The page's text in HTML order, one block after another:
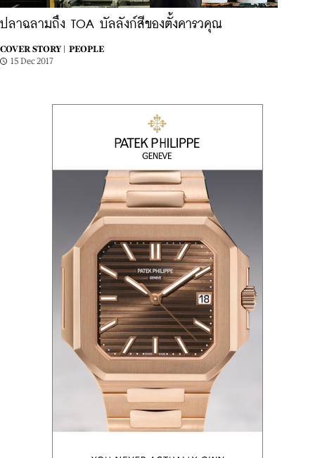
ปลาฉลามถึง TOA บัลลังก์สีของตั้งคารวคุณ
COVER STORY |
PEOPLE
15 Dec 2017